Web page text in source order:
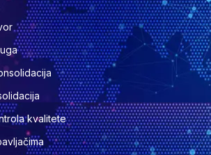
kvalitete